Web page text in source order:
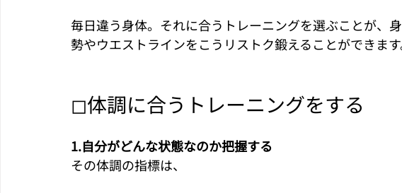
毎日違う身体。それに合うトレーニングを選ぶことが、
勢やウエストラインをこうリストク鍛えることができます
◻︎体調に合うトレーニングをする
1.自分がどんな状態なのか把握する
その体調の指標は、